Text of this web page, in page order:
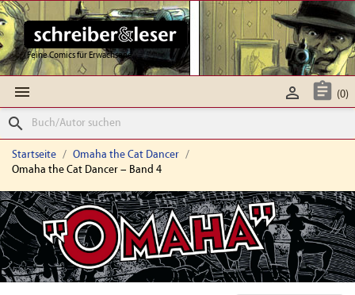
Feine Comics für Erwachsene
  (0)

search
Startseite
Omaha the Cat Dancer
Omaha the Cat Dancer – Band 4